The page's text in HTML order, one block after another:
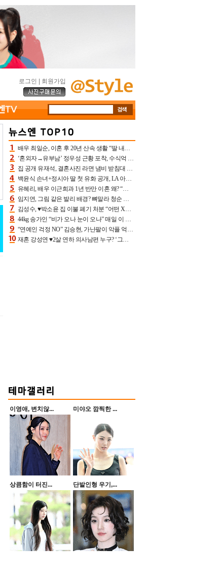
로그인 회원가입
배우 최일순, 이혼 후 20년 산속 생활 “딸 내가 버렸다고 원망‥맘 아파”(특종)[어제TV]
‘혼외자→유부남’ 정우성 근황 포착, 수식억 해킹 피해 후배 만났다 “존경하는”
집 공개 유재석, 결혼사진 라면 냄비 받침대 되고 분노‥가족사진도 피해(놀뭐)[어제TV]
백윤식 손녀+정시아 딸 첫 유화 공개, LA 아트쇼→서울국제조각페스타 작가다운 수준급 실력
유혜리, 배우 이근희과 1년 반만 이혼 왜? “식칼 꽂고 의자 던져” 충격 폭로(특종)[어제TV]
임지연, 그림 같은 발리 배경? 뼈말라 청순 비키니 핏에 상대 안 되네
김성수, ♥박소윤 집 이불 폐기 처분 “어떤 X이랑 썼을지 몰라” 질투(신랑수업2)[어제TV]
44kg 송가인 “비가 오나 눈이 오나” 매일 이 운동, 허벅지 근육량 상승+체지방 감소
“연예인 걱정 NO” 김승현, 가난팔이 악플 억울할만‥아내+딸과 日 여행
재혼 강성연 ♥2살 연하 의사남편 누구? ‘그알’ 자문의에 훈남 비주얼 초엘리트 스펙 [종합]
이영애, 변치않... 미야오 깜찍한 ...
상큼함이 터진... 단발인형 우기,...